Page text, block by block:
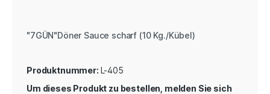
"7GÜN"Döner Sauce scharf (10 Kg./Kübel)
Produktnummer: L-405
Um dieses Produkt zu bestellen, melden Sie sich